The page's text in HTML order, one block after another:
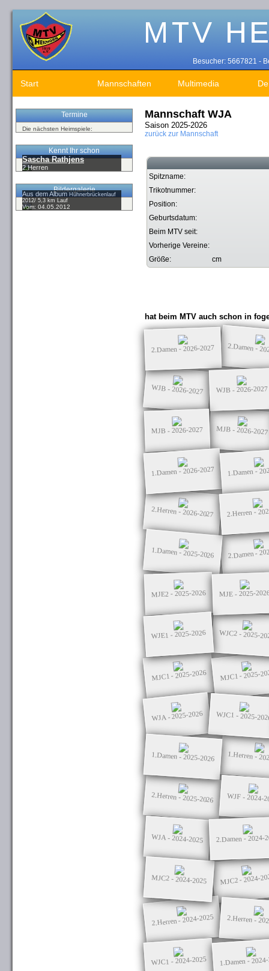
Besucher: 5667821 -
Start Mannschaften Multimedia
Termine
Die nächsten Heimspiele:
Kennt Ihr schon
Sascha Rathjens
2.Herren
Bildergalerie
Aus dem AlbumHühnerbrückenlauf
2012/ 5,3 km Lauf
Vom: 04.05.2012
Mannschaft WJA
Saison 2025-2026
zurück zur Mannschaft
Spitzname:
Trikotnummer:
Position:
Geburtsdatum:
Beim MTV seit:
Vorherige Vereine:
Größe:
cm
hat beim MTV auch schon in
2.Damen - 2026-2027 2.Damen -
WJB - 2026-2027 WJB - 2026-2027
MJB - 2026-2027 MJB - 2026-2027
1.Damen - 2026-2027 1.Damen -
2.Herren - 2026-2027 2.Herren -
1.Damen - 2025-2026 2.Damen -
MJE2 - 2025-2026 MJE - 2025-
WJE1 - 2025-2026 WJC2 - 2025-
MJC1 - 2025-2026 MJC1 - 2025-
WJA - 2025-2026 WJC1 - 2025-
1.Damen - 2025-2026 1.Herren -
2.Herren - 2025-2026 WJF - 2024-
WJA - 2024-2025 2.Damen - 2024-
MJC2 - 2024-2025 MJC2 - 2024-
2.Herren - 2024-2025 2.Herren -
WJC1 - 2024-2025 1.Damen -